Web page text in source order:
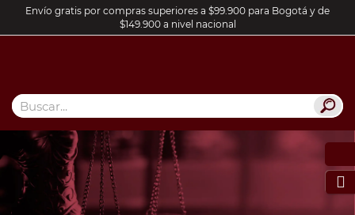
Envío gratis por compras superiores a $99.900 para Bogotá y de
$149.900 a nivel nacional
